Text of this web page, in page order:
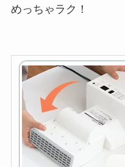
めっちゃラク！